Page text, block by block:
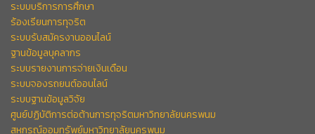
ระบบบริการการศึกษา
ร้องเรียนการทุจริต
ระบบรับสมัครงานออนไลน์
ฐานข้อมูลบุคลากร
ระบบรายงานการจ่ายเงินเดือน
ระบบจองรถยนต์ออนไลน์
ระบบฐานข้อมูลวิจัย
ศูนย์ปฏิบัติการต่อต้านการทุจริตมหาวิทยาลัยนครพนม
สหกรณ์ออมทรัพย์มหาวิทยาลัยนครพนม